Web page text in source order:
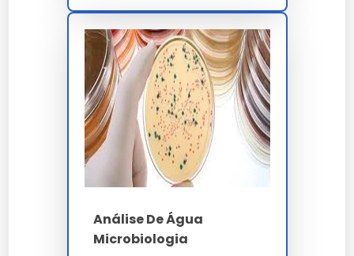
Análise De Água
Microbiologia